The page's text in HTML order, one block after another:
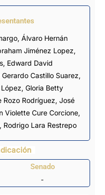
, Álvaro Hernán
Jiménez Lopez,
, Edward David
Gerardo Castillo Suarez,
, Gloria Betty
Rozo Rodríguez, José
Violette Cure Corcione,
, Rodrigo Lara Restrepo
Senado
-